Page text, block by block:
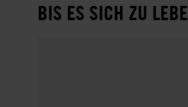
BIS ES SICH ZU